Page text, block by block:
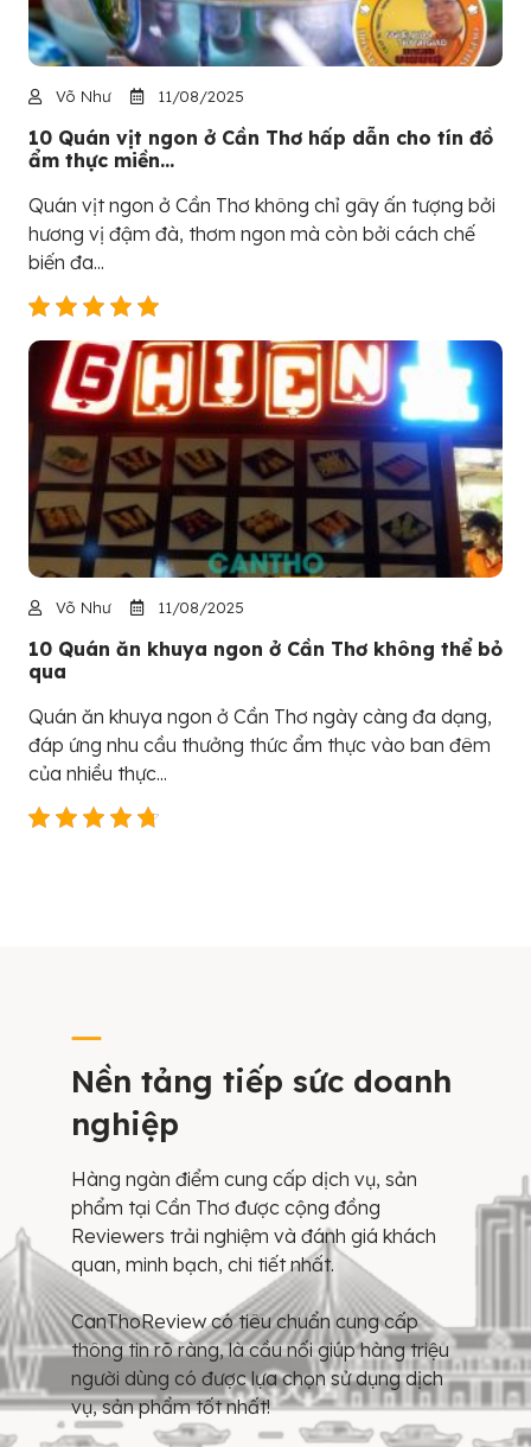
Võ Như 11/08/2025
10 Quán vịt ngon ở Cần Thơ hấp dẫn cho tín đồ
ẩm thực miền...
Quán vịt ngon ở Cần Thơ không chỉ gây ấn tượng bởi
hương vị đậm đà, thơm ngon mà còn bởi cách chế
biến đa...
Võ Như 11/08/2025
10 Quán ăn khuya ngon ở Cần Thơ không thể bỏ
qua
Quán ăn khuya ngon ở Cần Thơ ngày càng đa dạng,
đáp ứng nhu cầu thưởng thức ẩm thực vào ban đêm
của nhiều thực...
Nền tảng tiếp sức doanh
nghiệp
Hàng ngàn điểm cung cấp dịch vụ, sản
phẩm tại Cần Thơ được cộng đồng
Reviewers trải nghiệm và đánh giá khách
quan, minh bạch, chi tiết nhất.
CanThoReview có tiêu chuẩn cung cấp
thông tin rõ ràng, là cầu nối giúp hàng triệu
người dùng có được lựa chọn sử dụng dịch
vụ, sản phẩm tốt nhất!